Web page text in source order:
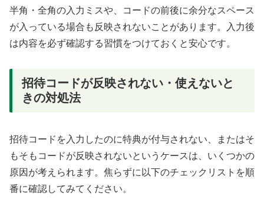
半角・全角の入力ミスや、コードの前後に余分なスペース
が入っている場合も反映されないことがあります。入力後
は内容を必ず確認する習慣をつけておくと安心です。
招待コードが反映されない・使えないと
きの対処法
招待コードを入力したのに特典が付与されない、またはそ
もそもコードが反映されないというケースは、いくつかの
原因が考えられます。焦らずに以下のチェックリストを順
番に確認してみてください。